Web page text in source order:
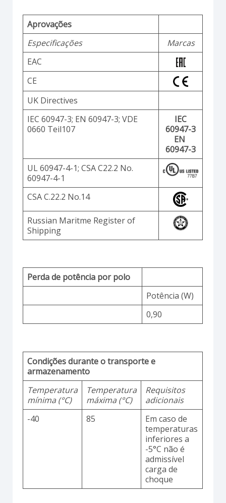
Aprovações
Especificações
Marcas
EAC
CE
UK Directives
IEC 60947-3; EN 60947-3; VDE
0660 Teil107
IEC
60947-3
EN
60947-3
UL 60947-4-1; CSA C22.2 No.
60947-4-1
CSA C.22.2 No.14
Russian Maritme Register of
Shipping
Perda de potência por polo
Potência (W)
0,90
Condições durante o transporte e
armazenamento
Temperatura
mínima (°C)
Temperatura
máxima (°C)
Requisitos
adicionais
-40
85
Em caso de
temperaturas
inferiores a
-5°C não é
admissível
carga de
choque